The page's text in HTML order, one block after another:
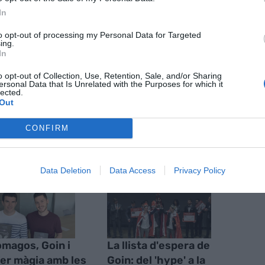
opt-out of processing my Personal Data for Targeted
opt-out of Collection, Use, Retention, Sale, and/or Sharing
Data that Is Unrelated with the Purposes for which it
CONFIRM
Data Deletion Data Access Privacy Policy
preferida de Google de forma
d'actualitat
Goin i
màgia amb les
La llista d'espera de
Goin: del 'hype' a la